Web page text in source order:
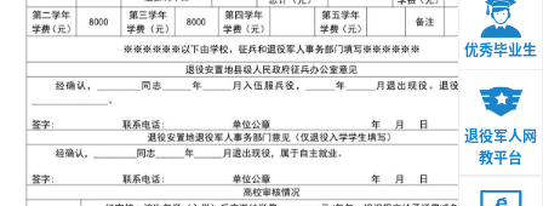
优秀毕业生
退役军人网
教平台